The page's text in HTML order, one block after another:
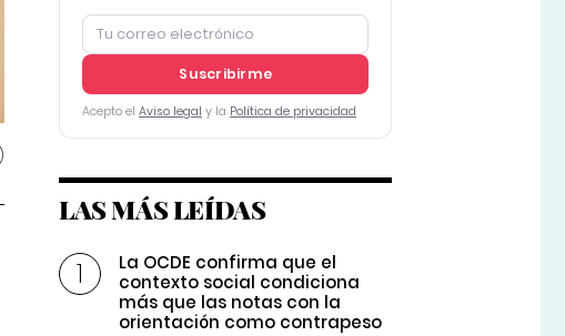
Suscribirme
Acepto el Aviso legal y la Política de privacidad
LAS MÁS LEÍDAS
La OCDE confirma que el
contexto social condiciona
más que las notas con la
orientación como contrapeso